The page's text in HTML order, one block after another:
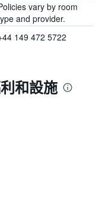
vary by room
and provider.
149 472 5722
和設施